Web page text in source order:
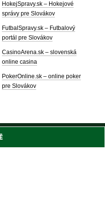
HokejSpravy.sk – Hokejové
správy pre Slovákov
FutbalSpravy.sk – Futbalový
portál pre Slovákov
CasinoArena.sk – slovenská
online casina
PokerOnline.sk – online poker
pre Slovákov